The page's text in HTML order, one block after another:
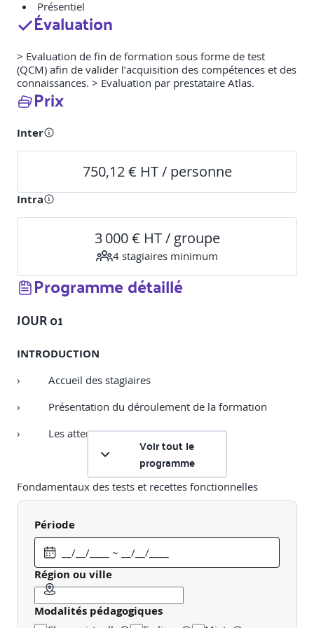
Présentiel
Évaluation
> Evaluation de fin de formation sous forme de test
(QCM) afin de valider l’acquisition des compétences et des
connaissances. > Evaluation par prestataire Atlas.
Prix
Inter
750,12 € HT / personne
Intra
3 000 € HT / groupe
4 stagiaires minimum
Programme détaillé
JOUR 01
INTRODUCTION
› Accueil des stagiaires
› Présentation du déroulement de la formation
› Les attentes
Fondamentaux des tests et recettes fonctionnelles
› Rôle des tests et des recettes dans le cycle de vie du
développement logiciel (Objectif 1)
› Importance de l'assurance qualité et conséquences
d'un défaut de test
Voir tout le
programme
Période
Région ou ville
Modalités pédagogiques